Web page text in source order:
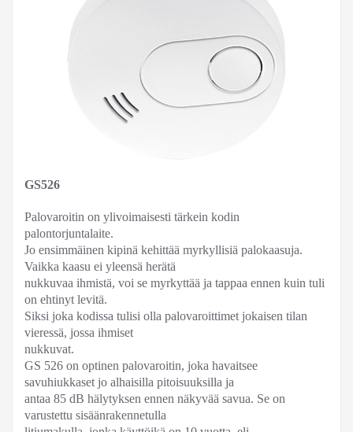
GS526
Palovaroitin on ylivoimaisesti tärkein kodin
palontorjuntalaite.
Jo ensimmäinen kipinä kehittää myrkyllisiä palokaasuja.
Vaikka kaasu ei yleensä herätä
nukkuvaa ihmistä, voi se myrkyttää ja tappaa ennen kuin tuli
on ehtinyt levitä.
Siksi joka kodissa tulisi olla palovaroittimet jokaisen tilan
vieressä, jossa ihmiset
nukkuvat.
GS 526 on optinen palovaroitin, joka havaitsee
savuhiukkaset jo alhaisilla pitoisuuksilla ja
antaa 85 dB hälytyksen ennen näkyvää savua. Se on
varustettu sisäänrakennetulla